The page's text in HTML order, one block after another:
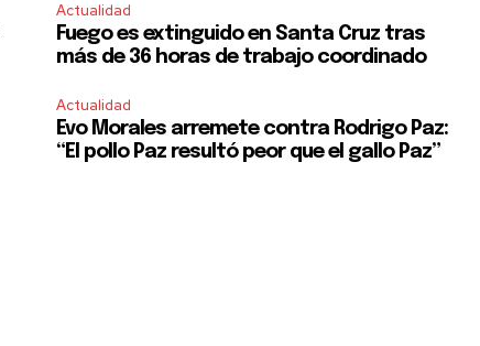
Actualidad
Fuego es extinguido en Santa Cruz tras
más de 36 horas de trabajo coordinado
Actualidad
Evo Morales arremete contra Rodrigo Paz:
“El pollo Paz resultó peor que el gallo Paz”